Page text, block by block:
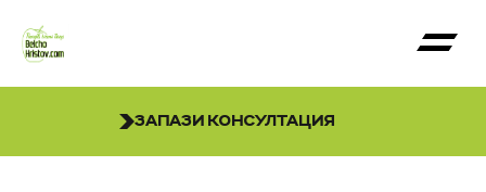
ЗАПАЗИ КОНСУЛТАЦИЯ